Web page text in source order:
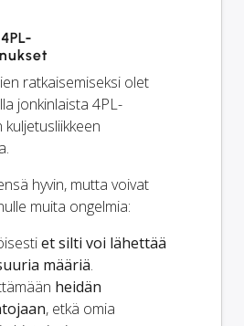
ratkaisemiseksi olet
jonkinlaista 4PL-
hyvin, mutta voivat
muita ongelmia:
et silti voi lähettää
määriä.
heidän
, etkä omia